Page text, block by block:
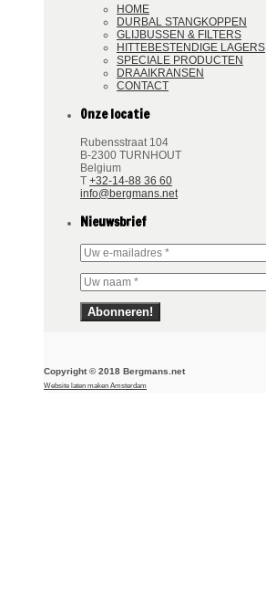
HOME
DURBAL STANGKOPPEN
GLIJBUSSEN & FILTERS
HITTEBESTENDIGE LAGERS
SPECIALE PRODUCTEN
DRAAIKRANSEN
CONTACT
Onze locatie
Rubensstraat 104
B-2300 TURNHOUT
Belgium
T +32-14-88 36 60
info@bergmans.net
Nieuwsbrief
Copyright © 2018 Bergmans.net
Website laten maken Amsterdam